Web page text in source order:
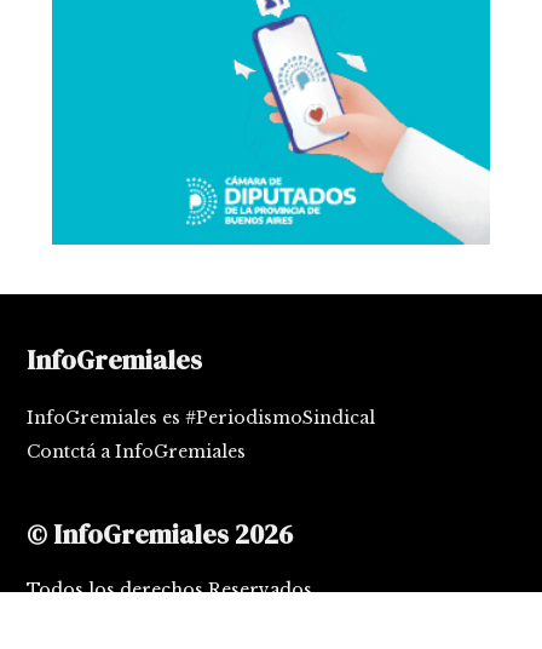
InfoGremiales
InfoGremiales es #PeriodismoSindical
Contctá a InfoGremiales
© InfoGremiales 2026
Todos los derechos Reservados